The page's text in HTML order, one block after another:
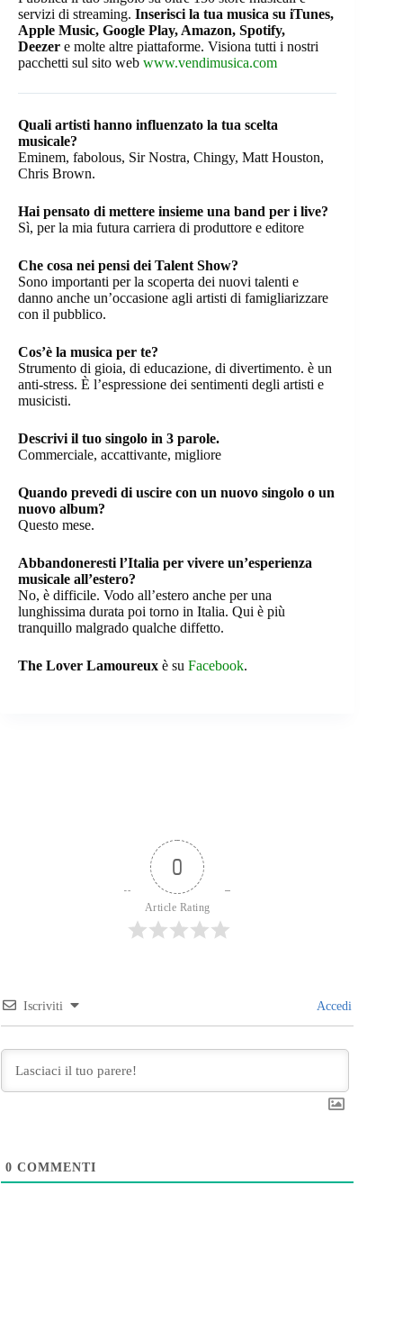
servizi di streaming. Inserisci la tua musica su iTunes,
Apple Music, Google Play, Amazon, Spotify,
Deezer e molte altre piattaforme. Visiona tutti i nostri
pacchetti sul sito web www.vendimusica.com
Quali artisti hanno influenzato la tua scelta
musicale?
Eminem, fabolous, Sir Nostra, Chingy, Matt Houston,
Chris Brown.
Hai pensato di mettere insieme una band per i live?
Sì, per la mia futura carriera di produttore e editore
Che cosa nei pensi dei Talent Show?
Sono importanti per la scoperta dei nuovi talenti e
danno anche un’occasione agli artisti di famigliarizzare
con il pubblico.
Cos’è la musica per te?
Strumento di gioia, di educazione, di divertimento. è un
anti-stress. È l’espressione dei sentimenti degli artisti e
musicisti.
Descrivi il tuo singolo in 3 parole.
Commerciale, accattivante, migliore
Quando prevedi di uscire con un nuovo singolo o un
nuovo album?
Questo mese.
Abbandoneresti l’Italia per vivere un’esperienza
musicale all’estero?
No, è difficile. Vodo all’estero anche per una
lunghissima durata poi torno in Italia. Qui è più
tranquillo malgrado qualche diffetto.
The Lover Lamoureux è su Facebook.
0
Article Rating
Iscriviti Accedi
0 COMMENTI